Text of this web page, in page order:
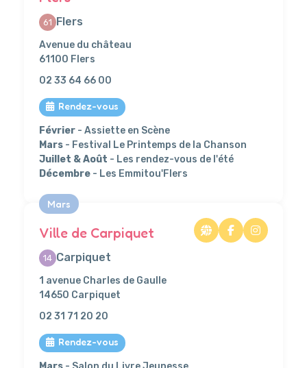
61 Flers
Avenue du château
61100 Flers
02 33 64 66 00
Rendez-vous
Février - Assiette en Scène
Mars - Festival Le Printemps de la Chanson
Juillet & Août - Les rendez-vous de l'été
Décembre - Les Emmitou'Flers
Mars
Ville de Carpiquet
14 Carpiquet
1 avenue Charles de Gaulle
14650 Carpiquet
02 31 71 20 20
Rendez-vous